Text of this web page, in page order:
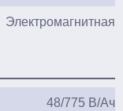
Электромагнитная
48/775 В/Ач